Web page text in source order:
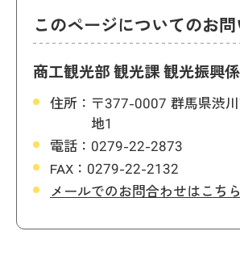
このページについてのお
商工観光部 観光課 観光振興係
住所： 〒377-0007 群馬県渋
地1
電話： 0279-22-2873
FAX： 0279-22-2132
メールでのお問合わせはこちら